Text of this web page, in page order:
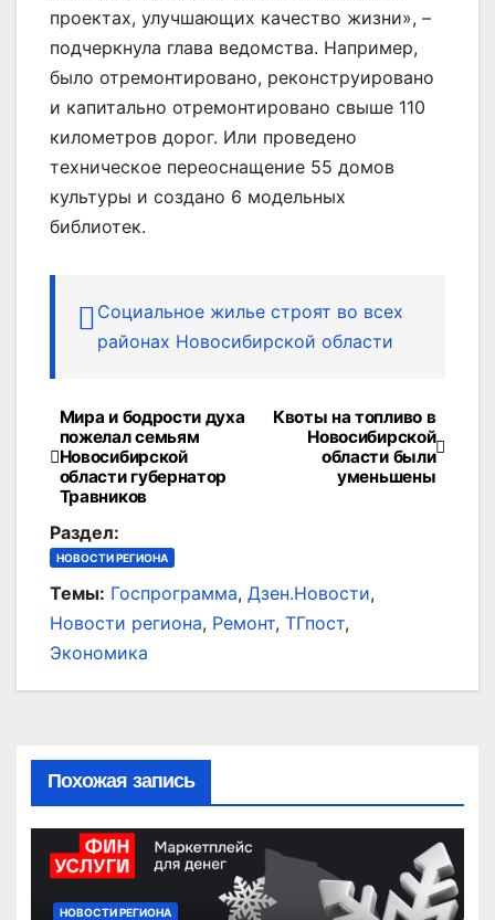
проектах, улучшающих качество жизни», –
подчеркнула глава ведомства. Например,
было отремонтировано, реконструировано
и капитально отремонтировано свыше 110
километров дорог. Или проведено
техническое переоснащение 55 домов
культуры и создано 6 модельных
библиотек.
Социальное жилье строят во всех
районах Новосибирской области
Навигация
по
записям
Квоты на топливо в
Новосибирской
области были
уменьшены
Мира и бодрости духа
пожелал семьям
Новосибирской
области губернатор
Травников
Раздел:
НОВОСТИ РЕГИОНА
Темы: Госпрограмма, Дзен.Новости,
Новости региона, Ремонт, ТГпост,
Экономика
Похожая запись
НОВОСТИ РЕГИОНА